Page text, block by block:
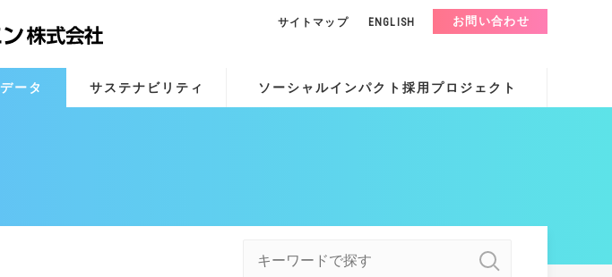
ータ サステナビリティ ソーシャルインパクト採用プロジェクト
サイトマップ ENGLISH お問い合わせ